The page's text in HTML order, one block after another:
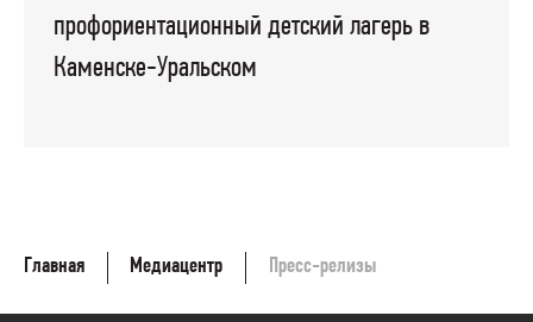
профориентационный детский лагерь в
Каменске-Уральском
Главная Медиацентр Пресс-релизы